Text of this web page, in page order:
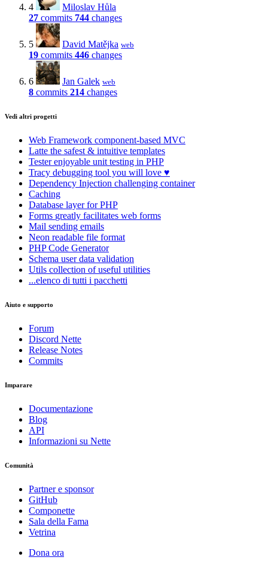
4
Miloslav Hůla
27 commits 744 changes
5 David Matějka web
19 commits 446 changes
6 Jan Galek web
8 commits 214 changes
Vedi altri progetti
Web Framework component-based MVC
Latte the safest & intuitive templates
Testerenjoyable unit testing in PHP
Tracy debugging tool you will love ♥
Dependency Injection challenging container
Caching
Database layer for PHP
Forms greatly facilitates web forms
Mail sending emails
Neon readable file format
PHP Code Generator
Schema user data validation
Utils collection of useful utilities
...elenco di tutti i pacchetti
Aiuto e supporto
Forum
Discord Nette
Release Notes
Commits
Imparare
Documentazione
Blog
API
Informazioni su Nette
Comunità
Partner e sponsor
GitHub
Componette
Sala della Fama
Vetrina
Dona ora